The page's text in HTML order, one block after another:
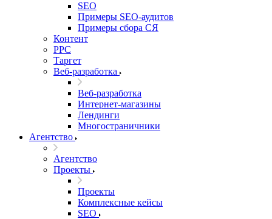
SEO
Примеры SEO-аудитов
Примеры сбора СЯ
Контент
PPC
Таргет
Веб-разработка
Веб-разработка
Интернет-магазины
Лендинги
Многостраничники
Агентство
Агентство
Проекты
Проекты
Комплексные кейсы
SEO